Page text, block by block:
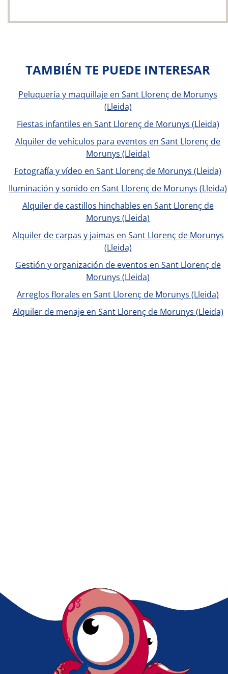
TAMBIÉN TE PUEDE INTERESAR
Peluquería y maquillaje en Sant Llorenç de Morunys
(Lleida)
Fiestas infantiles en Sant Llorenç de Morunys (Lleida)
Alquiler de vehículos para eventos en Sant Llorenç de
Morunys (Lleida)
Fotografía y vídeo en Sant Llorenç de Morunys (Lleida)
Iluminación y sonido en Sant Llorenç de Morunys (Lleida)
Alquiler de castillos hinchables en Sant Llorenç de
Morunys (Lleida)
Alquiler de carpas y jaimas en Sant Llorenç de Morunys
(Lleida)
Gestión y organización de eventos en Sant Llorenç de
Morunys (Lleida)
Arreglos florales en Sant Llorenç de Morunys (Lleida)
Alquiler de menaje en Sant Llorenç de Morunys (Lleida)